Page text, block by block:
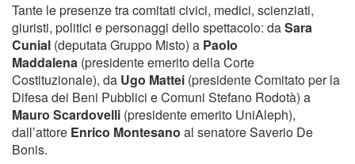
Tante le presenze tra comitati civici, medici, scienziati,
giuristi, politici e personaggi dello spettacolo: daSara
Cunial (deputata Gruppo Misto) a Paolo
Maddalena (presidente emerito della Corte
Costituzionale), da Ugo Mattei (presidente Comitato per la
Difesa dei Beni Pubblici e Comuni Stefano Rodotà) a
Mauro Scardovelli (presidente emerito UniAleph),
dall’attore Enrico Montesano al senatore Saverio De
Bonis.